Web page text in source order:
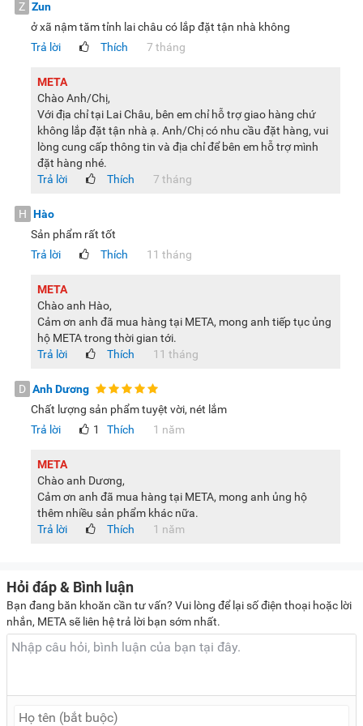
Công nghệ Adaptive Sound giúp âm thanh tối ưu với từng
nội dung
Công nghệ Adaptive Sound trên Smart Tivi Samsung
UA43DU7000KXXV có khả năng tự động phân tích nội dung
đang phát để điều chỉnh âm thanh cho phù hợp. Tùy vào
từng thể loại như phim, tin tức hay chương trình giải trí, hệ
thống sẽ tinh chỉnh âm lượng và âm sắc nhằm làm rõ lời
thoại hoặc cân bằng âm thanh nền. Điều này giúp trải
nghiệm nghe trở nên dễ chịu hơn, đặc biệt khi xem tivi trong
Công nghệ HDR (High Dynamic Range) cải thiện độ tương
phản hoàn hảo
HDR, giúp cải thiện độ tương phản và độ sáng của hình ảnh
hiển thị. Nhờ khả năng mở rộng dải sáng, các chi tiết trong
vùng tối và vùng sáng được tái hiện rõ ràng hơn, hạn chế
tình trạng mất chi tiết trong những khung hình có ánh sáng
xem chân thực hơn khi theo dõi phim ảnh hoặc các nội dung
chất lượng cao.
Công nghệ Contrast Enhancer giúp tăng cường chiều sâu
hình ảnh
Contrast Enhancer là công nghệ hỗ trợ tinh chỉnh độ tương
phản theo từng khu vực trên màn hình. Thay vì áp dụng
đồng loạt, hệ thống sẽ điều chỉnh linh hoạt để làm nổi bật
sâu hơn, màu sắc rõ ràng hơn, đặc biệt khi xem các nội dung
có nhiều lớp hình ảnh và chi tiết phức tạp.
nghiệm chơi game
Z Zun
ở xã nậm tăm tỉnh lai châu có lắp đặt tận nhà không
Trả lời
Thích 7 tháng
META
Chào Anh/Chị,
Với địa chỉ tại Lai Châu, bên em chỉ hỗ trợ giao hàng chứ
không lắp đặt tận nhà ạ. Anh/Chị có nhu cầu đặt hàng, vui
lòng cung cấp thông tin và địa chỉ để bên em hỗ trợ mình
đặt hàng nhé.
Trả lời
Thích 7 tháng
H Hào
Sản phẩm rất tốt
Trả lời
Thích 11 tháng
META
Chào anh Hào,
Cảm ơn anh đã mua hàng tại META, mong anh tiếp tục ủng
hộ META trong thời gian tới.
Trả lời
Thích 11 tháng
D Anh Dương
Chất lượng sản phẩm tuyệt vời, nét lắm
Trả lời
Thích
1 1 năm
META
Chào anh Dương,
Cảm ơn anh đã mua hàng tại META, mong anh ủng hộ
thêm nhiều sản phẩm khác nữa.
Trả lời
Thích 1 năm
Hỏi đáp & Bình luận
Bạn đang băn khoăn cần tư vấn? Vui lòng để lại số điện thoại hoặc lời
nhắn, META sẽ liên hệ trả lời bạn sớm nhất.